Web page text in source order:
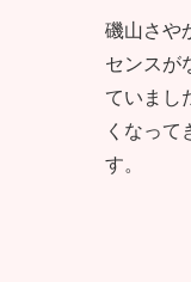
磯山さや
センスが
ていまし
くなって
す。